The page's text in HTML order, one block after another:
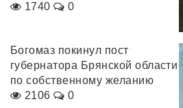
1740
0
Богомаз покинул пост
губернатора Брянской области
по собственному желанию
2106
0